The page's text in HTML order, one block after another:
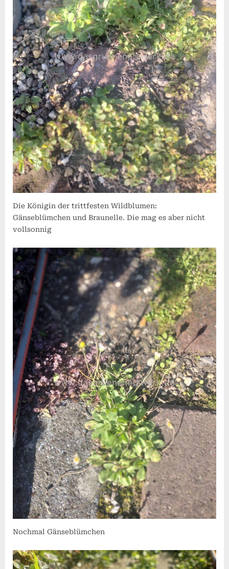
Die Königin der trittfesten Wildblumen:
Gänseblümchen und Braunelle. Die mag es aber nicht
vollsonnig
Nochmal Gänseblümchen